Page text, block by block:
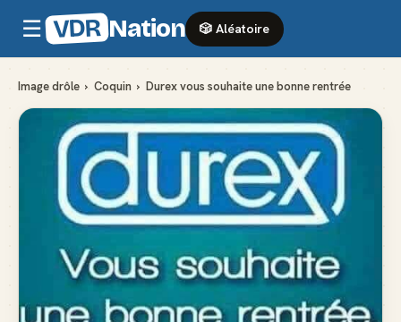
☰ VDR Nation 🎲 Aléatoire
Image drôle › Coquin › Durex vous souhaite une bonne rentrée